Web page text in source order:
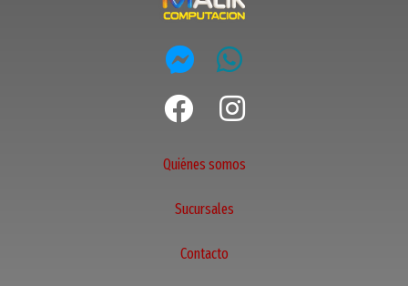
Quiénes somos
Sucursales
Contacto